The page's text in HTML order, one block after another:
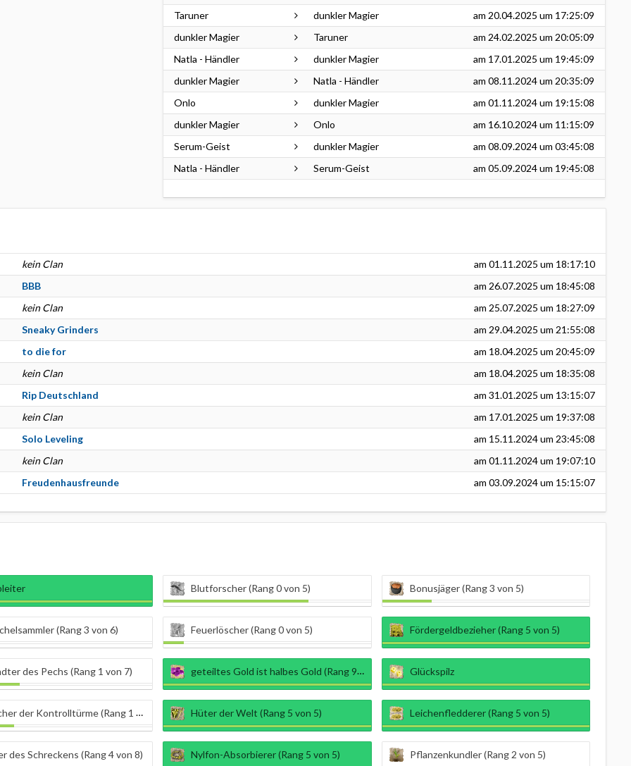
Taruner
dunkler Magier am 20.04.2025 um 17:25:09
dunkler Magier
Taruner am 24.02.2025 um 20:05:09
Natla - Händler
dunkler Magier am 17.01.2025 um 19:45:09
dunkler Magier
Natla - Händler am 08.11.2024um 20:35:09
Onlo
dunkler Magier am 01.11.2024um 19:15:08
dunkler Magier
Onlo am 16.10.2024um 11:15:09
Serum-Geist
dunkler Magier am 08.09.2024um 03:45:08
Natla - Händler
Serum-Geist am 05.09.2024um 19:45:08
kein Clan am 01.11.2025 um 18:17:10
BBB am 26.07.2025 um 18:45:08
kein Clan am 25.07.2025 um 18:27:09
Sneaky Grinders am 29.04.2025 um 21:55:08
to die for am 18.04.2025 um 20:45:09
kein Clan am 18.04.2025 um 18:35:08
Rip Deutschland am 31.01.2025 um 13:15:07
kein Clan am 17.01.2025 um 19:37:08
Solo Leveling am 15.11.2024um 23:45:08
kein Clan am 01.11.2024um 19:07:10
Freudenhausfreunde am 03.09.2024um 15:15:07
Blutforscher (Rang 0 von 5) Bonusjäger (Rang 3 von 5)
(Rang 3 von 6) Feuerlöscher (Rang 0 von 5) Fördergeldbezieher (Rang 5 von 5)
des Pechs (Rang 1 von 7) geteiltes Gold ist halbes Gold (Rang 9 von 9) Glückspilz
der Kontrolltürme (Rang 1 von 5) Hüter der Welt (Rang 5 von 5) Leichenfledderer (Rang 5 von 5)
des Schreckens (Rang 4 von 8) Nylfon-Absorbierer (Rang 5 von 5) Pflanzenkundler (Rang 2 von 5)